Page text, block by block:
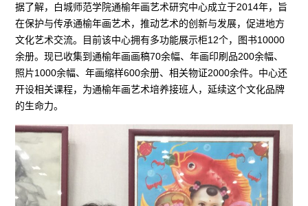
据了解，白城师范学院通榆年画艺术研究中心成立于2014年，旨
在保护与传承通榆年画艺术，推动艺术的创新与发展，促进地方
文化艺术交流。目前该中心拥有多功能展示柜12个，图书10000
余册。现已收集到通榆年画画稿70余幅、年画印刷品200余幅、
照片1000余幅、年画缩样600余册、相关物证2000余件。中心还
开设相关课程，为通榆年画艺术培养接班人，延续这个文化品牌
的生命力。